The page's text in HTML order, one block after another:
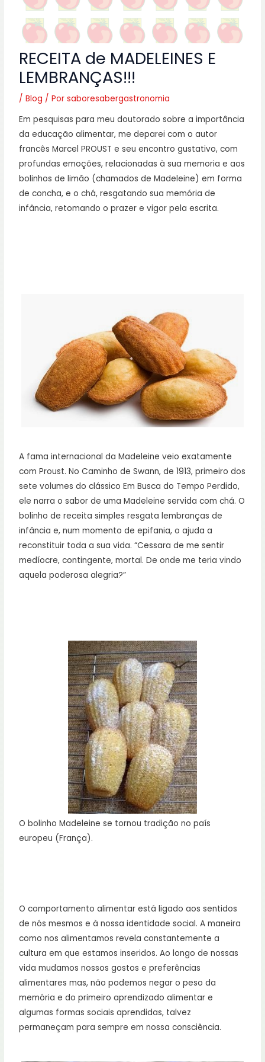
RECEITA de MADELEINES E
LEMBRANÇAS!!!
/Blog / Porsaboresabergastronomia
Em pesquisas para meu doutorado sobre a importância
da educação alimentar, me deparei com o autor
francês Marcel PROUST e seu encontro gustativo, com
profundas emoções, relacionadas à sua memoria e aos
bolinhos de limão (chamados de Madeleine) em forma
de concha, e o chá, resgatando sua memória de
infância, retomando o prazer e vigor pela escrita.
A fama internacional da Madeleine veio exatamente
com Proust. No Caminho de Swann, de 1913, primeiro dos
sete volumes do clássico Em Busca do Tempo Perdido,
ele narra o sabor de uma Madeleine servida com chá. O
bolinho de receita simples resgata lembranças de
infância e, num momento de epifania, o ajuda a
reconstituir toda a sua vida. “Cessara de me sentir
medíocre, contingente, mortal. De onde me teria vindo
aquela poderosa alegria?”
O bolinho Madeleine se tornou tradição no país
europeu (França).
O comportamento alimentar está ligado aos sentidos
de nós mesmos e à nossa identidade social. A maneira
como nos alimentamos revela constantemente a
cultura em que estamos inseridos. Ao longo de nossas
vida mudamos nossos gostos e preferências
alimentares mas, não podemos negar o peso da
memória e do primeiro aprendizado alimentar e
algumas formas sociais aprendidas, talvez
permaneçam para sempre em nossa consciência.